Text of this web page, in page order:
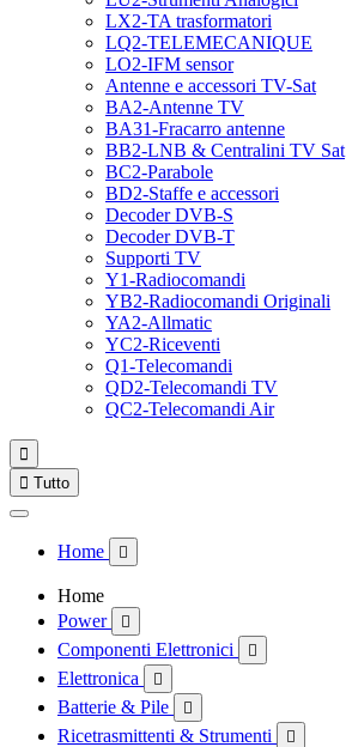
LX2-TA trasformatori
LQ2-TELEMECANIQUE
LO2-IFM sensor
Antenne e accessori TV-Sat
BA2-Antenne TV
BA31-Fracarro antenne
BB2-LNB & Centralini TV Sat
BC2-Parabole
BD2-Staffe e accessori
Decoder DVB-S
Decoder DVB-T
Supporti TV
Y1-Radiocomandi
YB2-Radiocomandi Originali
YA2-Allmatic
YC2-Riceventi
Q1-Telecomandi
QD2-Telecomandi TV
QC2-Telecomandi Air

 Tutto
Home 
Home
Power

Componenti Elettronici 
Elettronica 
Batterie & Pile 
Ricetrasmittenti & Strumenti 